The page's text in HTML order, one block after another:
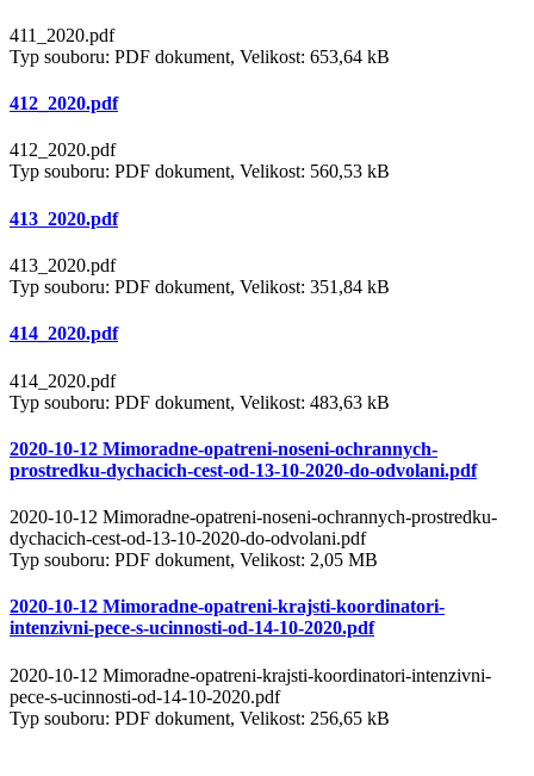
411_2020.pdf
Typ souboru: PDF dokument, Velikost: 653,64 kB
412_2020.pdf
412_2020.pdf
Typ souboru: PDF dokument, Velikost: 560,53 kB
413_2020.pdf
413_2020.pdf
Typ souboru: PDF dokument, Velikost: 351,84 kB
414_2020.pdf
414_2020.pdf
Typ souboru: PDF dokument, Velikost: 483,63 kB
2020-10-12 Mimoradne-opatreni-noseni-ochrannych-
prostredku-dychacich-cest-od-13-10-2020-do-odvolani.pdf
2020-10-12 Mimoradne-opatreni-noseni-ochrannych-prostredku-
dychacich-cest-od-13-10-2020-do-odvolani.pdf
Typ souboru: PDF dokument, Velikost: 2,05 MB
2020-10-12 Mimoradne-opatreni-krajsti-koordinatori-
intenzivni-pece-s-ucinnosti-od-14-10-2020.pdf
2020-10-12 Mimoradne-opatreni-krajsti-koordinatori-intenzivni-
pece-s-ucinnosti-od-14-10-2020.pdf
Typ souboru: PDF dokument, Velikost: 256,65 kB